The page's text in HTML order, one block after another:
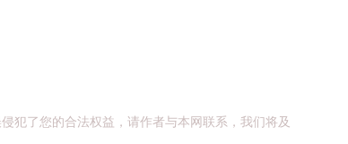
犯了您的合法权益，请作者与本网联系，我们将及